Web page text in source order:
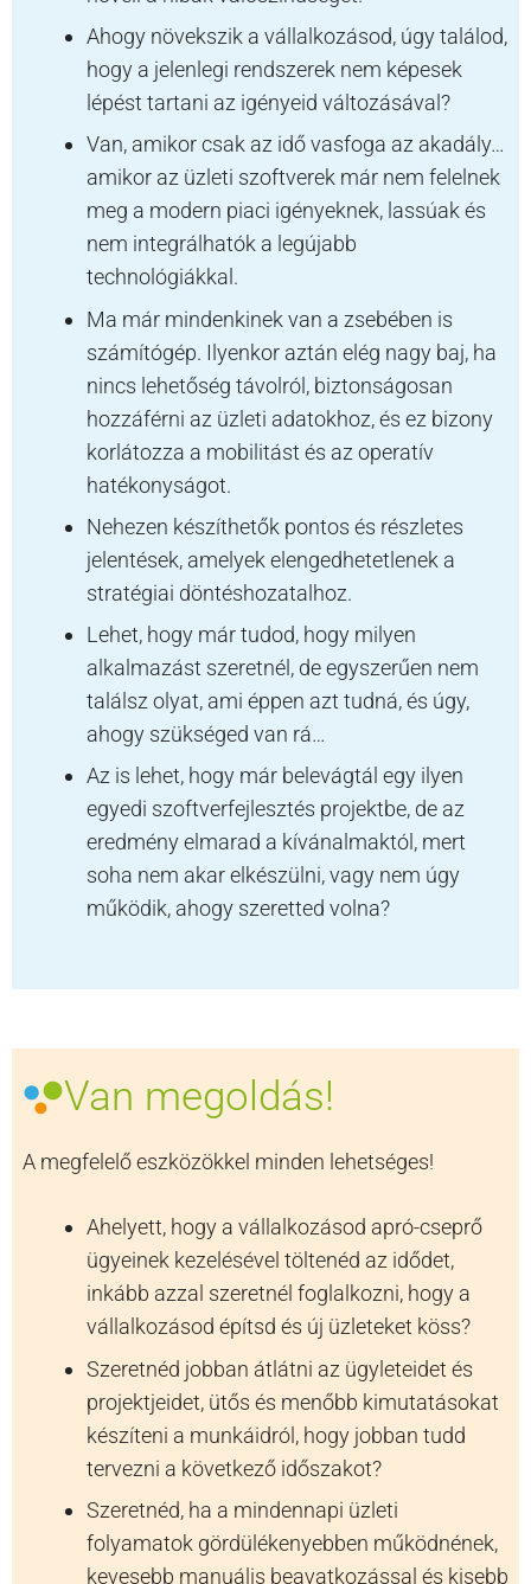
Ahogy növekszik a vállalkozásod, úgy találod,
hogy a jelenlegi rendszerek nem képesek
lépést tartani az igényeid változásával?
Van, amikor csak az idő vasfoga az akadály…
amikor az üzleti szoftverek már nem felelnek
meg a modern piaci igényeknek, lassúak és
nem integrálhatók a legújabb
technológiákkal.
Ma már mindenkinek van a zsebében is
számítógép. Ilyenkor aztán elég nagy baj, ha
nincs lehetőség távolról, biztonságosan
hozzáférni az üzleti adatokhoz, és ez bizony
korlátozza a mobilitást és az operatív
hatékonyságot.
Nehezen készíthetők pontos és részletes
jelentések, amelyek elengedhetetlenek a
stratégiai döntéshozatalhoz.
Lehet, hogy már tudod, hogy milyen
alkalmazást szeretnél, de egyszerűen nem
találsz olyat, ami éppen azt tudná, és úgy,
ahogy szükséged van rá…
Az is lehet, hogy már belevágtál egy ilyen
egyedi szoftverfejlesztés projektbe, de az
eredmény elmarad a kívánalmaktól, mert
soha nem akar elkészülni, vagy nem úgy
működik, ahogy szeretted volna?
Van megoldás!
A megfelelő eszközökkel minden lehetséges!
Ahelyett, hogy a vállalkozásod apró-cseprő
ügyeinek kezelésével töltenéd az idődet,
inkább azzal szeretnél foglalkozni, hogy a
vállalkozásod építsd és új üzleteket köss?
Szeretnéd jobban átlátni az ügyleteidet és
projektjeidet, ütős és menőbb kimutatásokat
készíteni a munkáidról, hogy jobban tudd
tervezni a következő időszakot?
Szeretnéd, ha a mindennapi üzleti
folyamatok gördülékenyebben működnének,
kevesebb manuális beavatkozással és kisebb